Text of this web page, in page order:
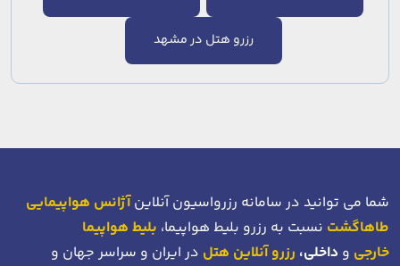
رزرو هتل در مشهد
شما می توانید در سامانه رزرواسیون آنلاینآژانس هواپیمایی
طاهاگشت نسبت به رزرو بلیط هواپیما، بلیط هواپیما
خارجی و داخلی، رزرو آنلاین هتل در ایران و سراسر جهان و